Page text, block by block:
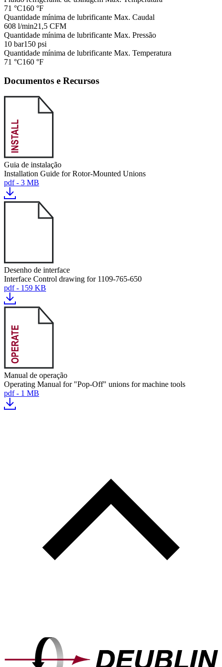
71 °C160 °F
Quantidade mínima de lubrificante Max. Caudal
608 l/min21,5 CFM
Quantidade mínima de lubrificante Max. Pressão
10 bar150 psi
Quantidade mínima de lubrificante Max. Temperatura
71 °C160 °F
Documentos e Recursos
Guia de instalação
Installation Guide for Rotor-Mounted Unions
pdf - 3 MB
Desenho de interface
Interface Control drawing for 1109-765-650
pdf - 159 KB
Manual de operação
Operating Manual for "Pop-Off" unions for machine tools
pdf - 1 MB